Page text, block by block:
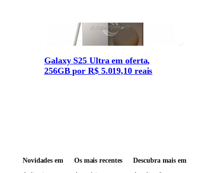
Galaxy S25 Ultra em oferta,
256GB por R$ 5.019,10 reais
Novidades em Os mais recentes Descubra mais em